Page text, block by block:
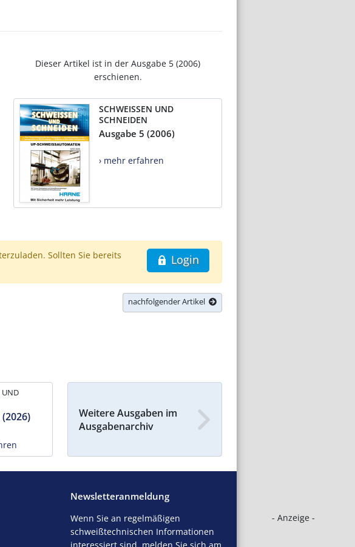
- Anzeige -
Dieser Artikel ist in der Ausgabe 5 (2006)
erschienen.
SCHWEISSEN UND
SCHNEIDEN
Ausgabe 5 (2006)
› mehr erfahren
Login
Sollten Sie bereits
nachfolgender Artikel
UND
Weitere Ausgaben im
Ausgabenarchiv
Newsletteranmeldung
Wenn Sie an regelmäßigen
schweißtechnischen Informationen